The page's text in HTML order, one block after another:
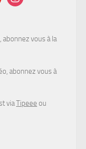
abonnez vous à la
abonnez vous à
viaTipeee ou